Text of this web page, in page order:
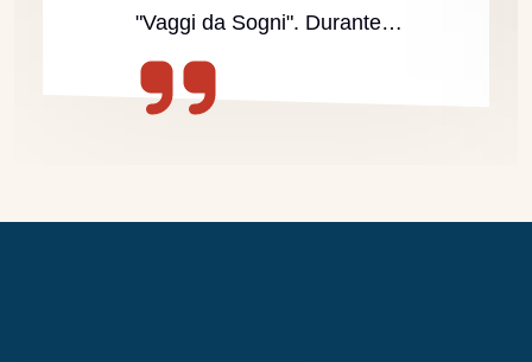
"Vaggi da Sogni". Durante…